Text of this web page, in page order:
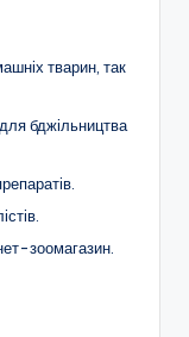
тварин, так
бджільництва
зоомагазин.